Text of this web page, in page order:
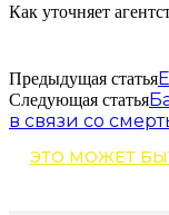
Как уточняет
Предыдущая статья
Следующая статья
в связи со
ЭТО МОЖЕТ